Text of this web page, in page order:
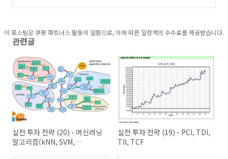
이 포스팅은 쿠팡 파트너스 활동의 일환으로, 이에 따른 일정액의 수수료를 제공받습니다.
관련글
실전 투자 전략 (20) - 머신러닝
알고리즘(kNN, SVM,
실전 투자 전략 (19) - PCI, TDI,
TII, TCF